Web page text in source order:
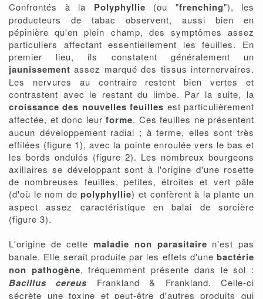
Confrontés à la Polyphyllie (ou "frenching"), les
producteurs de tabac observent, aussi bien en
pépinière qu'en plein champ, des symptômes assez
particuliers affectant essentiellement les feuilles. En
premier lieu, ils constatent généralement un
jaunissement assez marqué des tissus internervaires.
Les nervures au contraire restent bien vertes et
contrastent avec le restant du limbe. Par la suite, la
croissance des nouvelles feuilles est particulièrement
affectée, et donc leur forme. Ces feuilles ne présentent
aucun développement radial ; à terme, elles sont très
effilées (figure 1), avec la pointe enroulée vers le bas et
les bords ondulés (figure 2). Les nombreux bourgeons
axillaires se développant sont à l'origine d'une rosette
de nombreuses feuilles, petites, étroites et vert pâle
(d'où le nom depolyphyllie) et confèrent à la plante un
aspect assez caractéristique en balai de sorcière
(figure 3).
L'origine de cette maladie non parasitaire n'est pas
banale. Elle serait produite par les effets d'une bactérie
non pathogène, fréquemment présente dans le sol :
Bacillus cereus Frankland & Frankland. Celle-ci
sécrète une toxine et peut-être d'autres produits qui